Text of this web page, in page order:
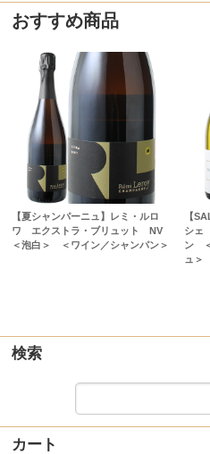
おすすめ商品
【夏シャンパーニュ】レミ・ルロ
ワ エクストラ・ブリュット NV
＜泡白＞ ＜ワイン／シャンパン＞
【
シェ
ン
ュ＞
検索
カート